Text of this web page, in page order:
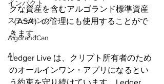
インパクト
ステーキング
AlgorandCan
AI
クな資産を含むアルゴランド標準資産
（ASA）の管理にも使用することがで
きます。
Ledger Live は、クリプト所有者のため
のオールインワン・アプリになるとい
う約束を守り続けています。Ledger